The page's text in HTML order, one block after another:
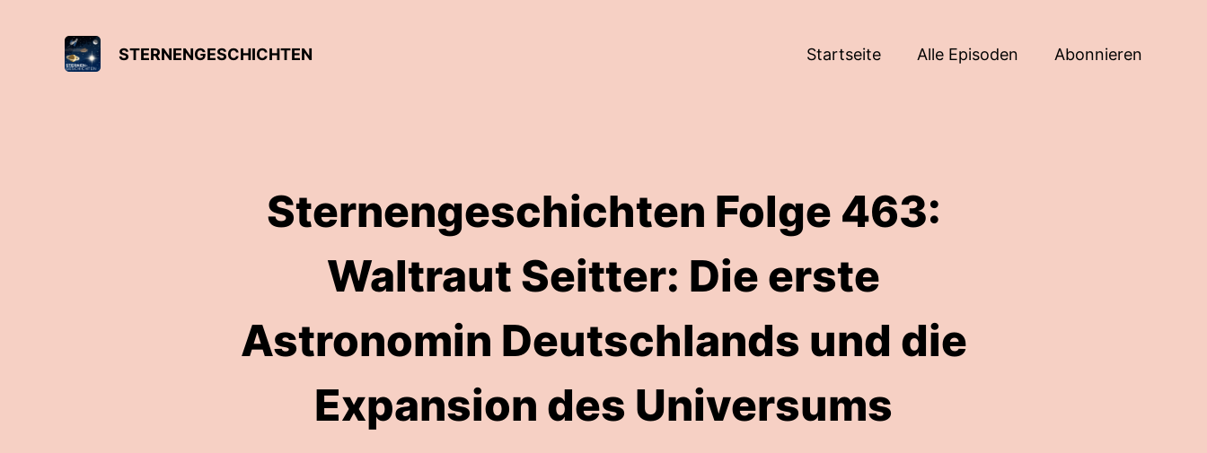
STERNENGESCHICHTEN Startseite Alle Episoden Abonnieren
Sternengeschichten Folge 463:
Waltraut Seitter: Die erste
Astronomin Deutschlands und die
Expansion des Universums